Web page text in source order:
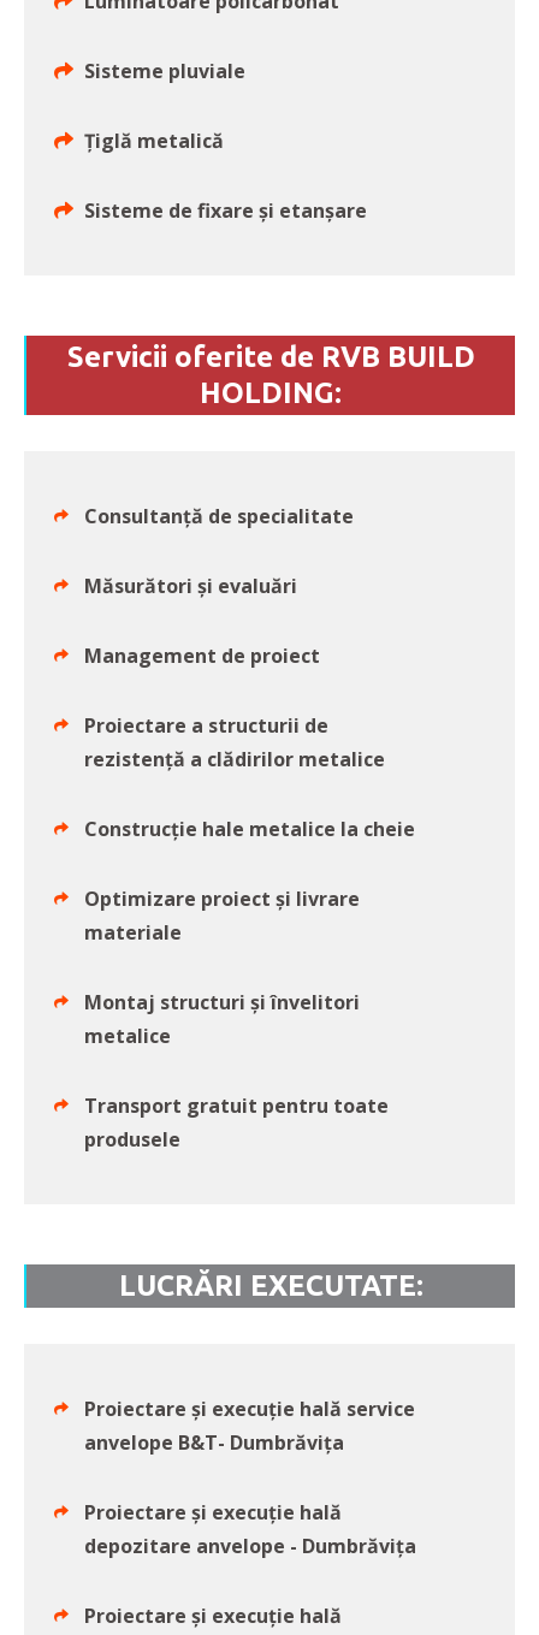
Sisteme pluviale
Țiglă metalică
Sisteme de fixare și etanșare
Servicii oferite de RVB BUILD
HOLDING:
Consultanță de specialitate
Măsurători și evaluări
Management de proiect
Proiectare a structurii de
rezistență a clădirilor metalice
Construcție hale metalice la cheie
Optimizare proiect și livrare
materiale
Montaj structuri și învelitori
metalice
Transport gratuit pentru toate
produsele
LUCRĂRI EXECUTATE:
Proiectare și execuție hală service
anvelope B&T- Dumbrăvița
Proiectare și execuție hală
depozitare anvelope - Dumbrăvița
Proiectare și execuție hală